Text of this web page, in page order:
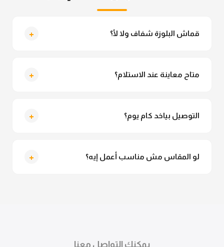
قماش البلوزة شفاف ولا لأ؟ +
متاح معاينة عند الاستلام؟ +
التوصيل بياخد كام يوم؟ +
لو المقاس مش مناسب أعمل إيه؟ +
يمكنك التواصل معنا